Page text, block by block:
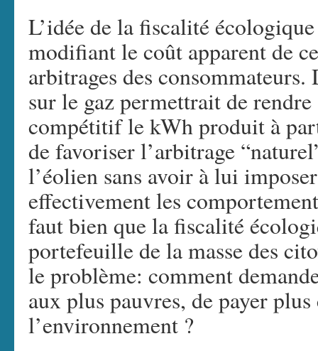
L’idée de la fiscalité
modifiant le coût apparent de
arbitrages des
sur le gaz permettrait de
compétitif le kWh produit à
de favoriser l’arbitrage
l’éolien sans avoir à lui
effectivement les
faut bien que la fiscalité
portefeuille de la masse des
le problème: comment
aux plus pauvres, de payer
l’environnement ?